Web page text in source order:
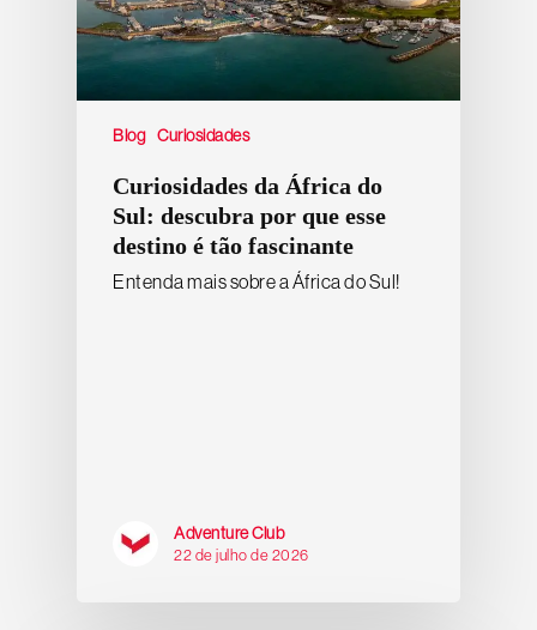
Blog Curiosidades
Curiosidades da África do
Sul: descubra por que esse
destino é tão fascinante
Entenda mais sobre a África do Sul!
Adventure Club
22 de julho de 2026